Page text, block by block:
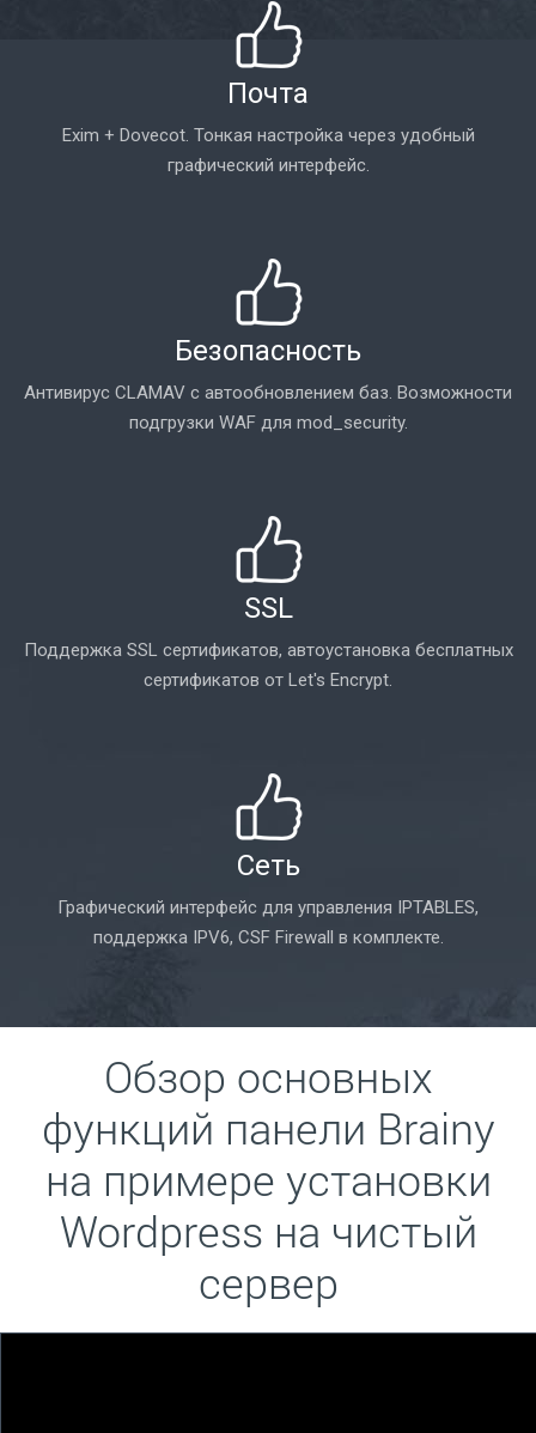
Почта
Exim + Dovecot. Тонкая настройка через удобный
графический интерфейс.
Безопасность
Антивирус CLAMAV с автообновлением баз. Возможности
подгрузки WAF для mod_security.
SSL
Поддержка SSL сертификатов, автоустановка бесплатных
сертификатов от Let's Encrypt.
Сеть
Графический интерфейс для управления IPTABLES,
поддержка IPV6, CSF Firewall в комплекте.
Обзор основных
функций панели Brainy
на примере установки
Wordpress на чистый
сервер